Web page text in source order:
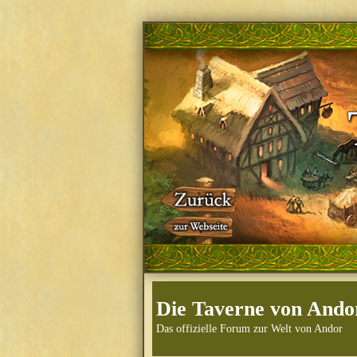
Die Taverne von
Das offizielle Forum zur Welt von Andor